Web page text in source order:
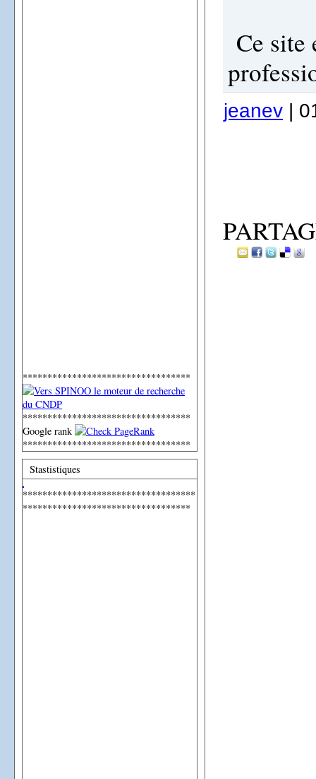
**********************************
**********************************
Google rank
**********************************
Stastistiques
***********************************
**********************************
Ce site
jeanev |